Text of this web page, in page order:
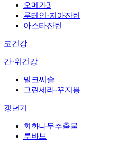
오메가3
루테인·지아잔틴
아스타잔틴
코건강
간·위건강
밀크씨슬
그린세라·꾸지뽕
갱년기
회화나무추출물
루바브